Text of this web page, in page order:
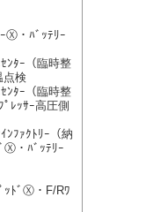
・ﾊﾞｯﾃﾘｰ
ﾝﾀｰ（臨時整
点検
ﾝﾀｰ（臨時整
ﾚｯｻｰ高圧側
ﾝﾌｧｸﾄﾘｰ（納
Ⓧ・ﾊﾞｯﾃﾘｰ
ﾞⓍ・F/Rﾜ